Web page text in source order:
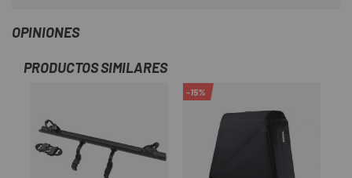
OPINIONES
PRODUCTOS SIMILARES
-15%